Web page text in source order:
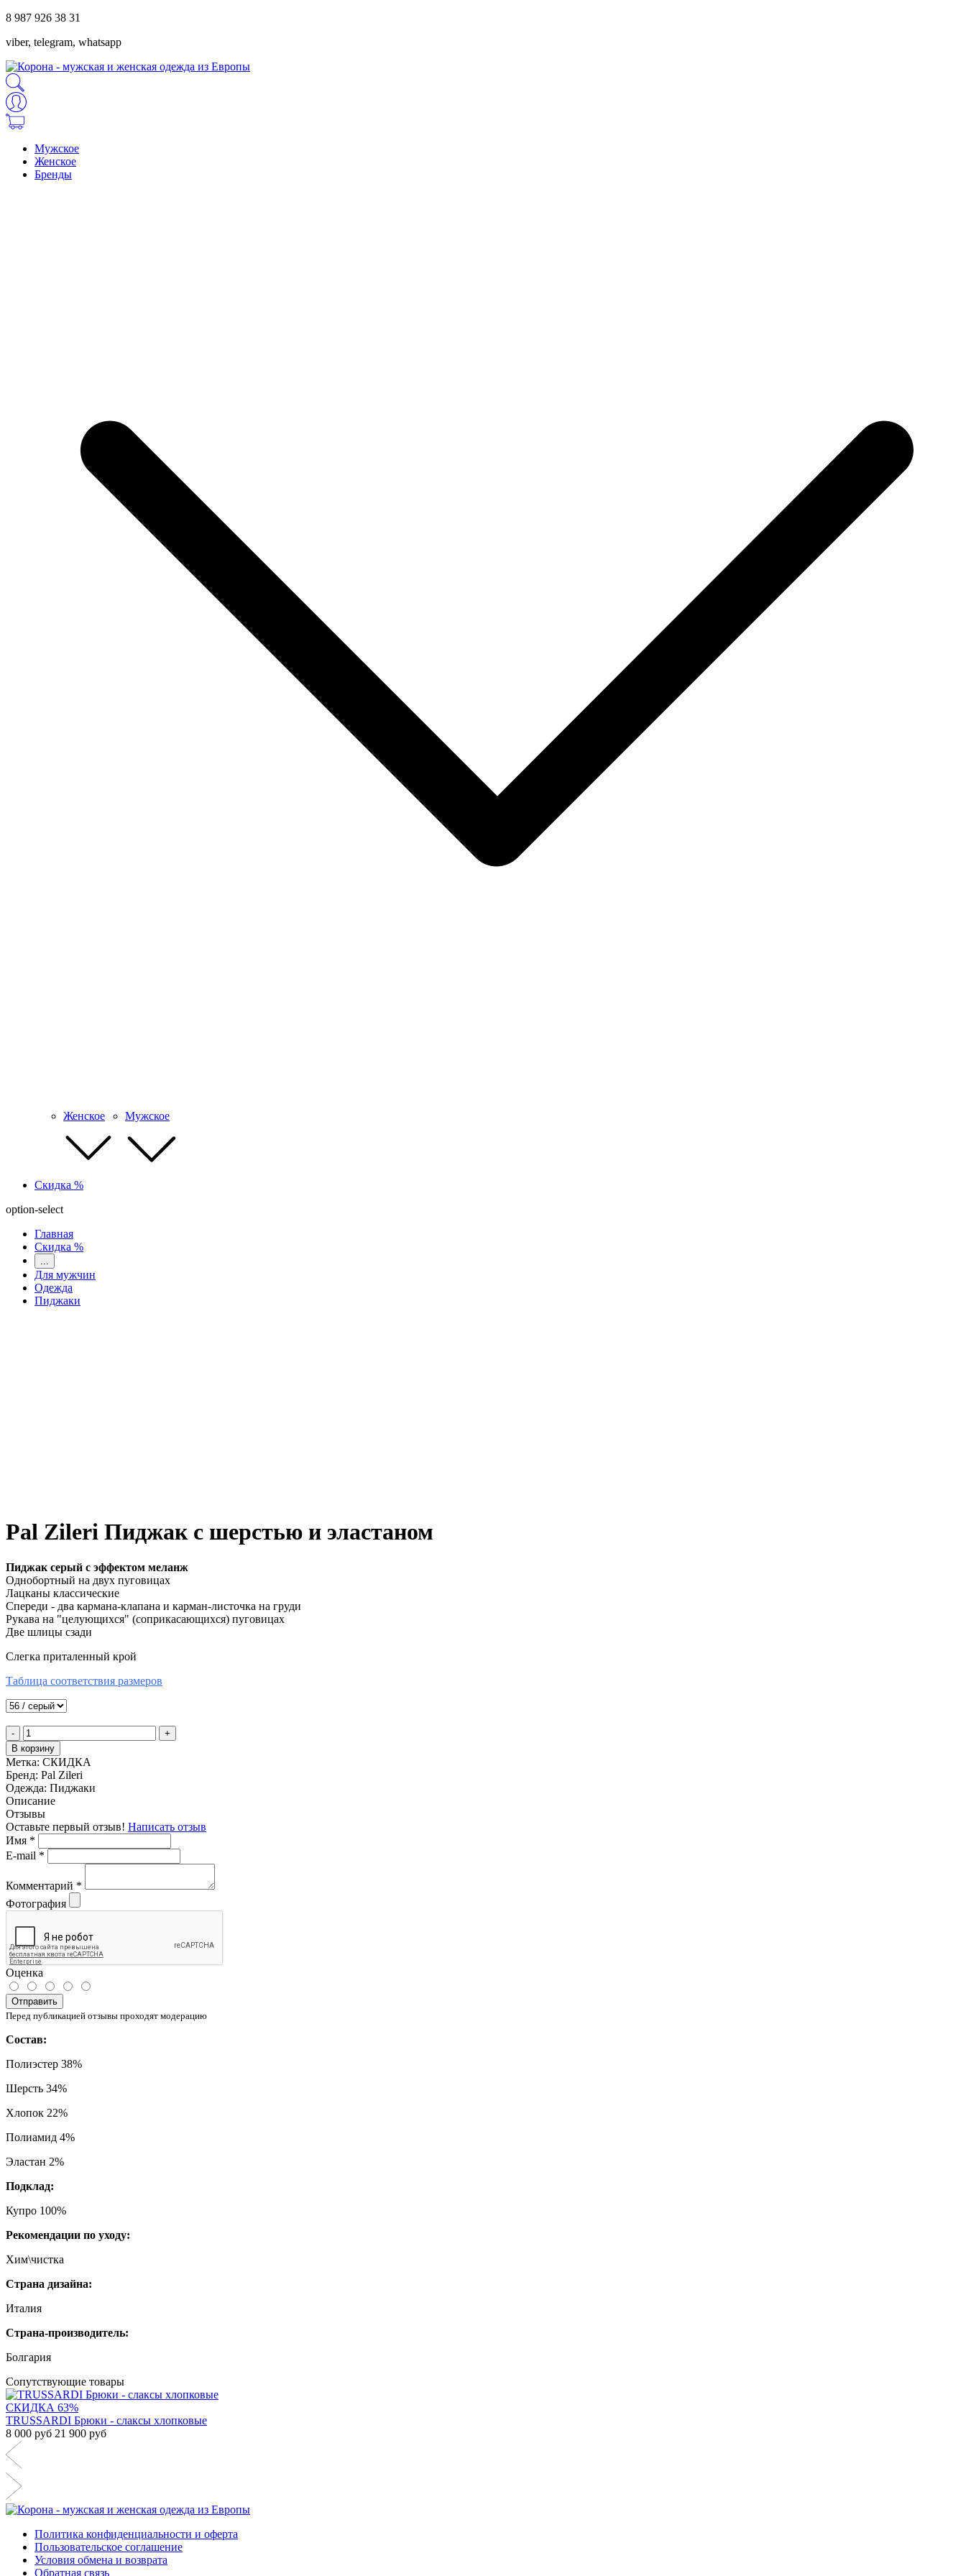
8 987 926 38 31
viber, telegram, whatsapp
Мужское
Женское
Бренды
Женское Мужское
Скидка %
option-select
Главная
Скидка %
Для мужчин
Одежда
Пиджаки
Pal Zileri Пиджак с шерстью и эластаном
Пиджак серый с эффектом меланж
Однобортный на двух пуговицах
Лацканы классические
Спереди - два кармана-клапана и карман-листочка на груди
Рукава на "целующихся" (соприкасающихся) пуговицах
Две шлицы сзади
Слегка приталенный крой
Таблица соответствия размеров
-
+
В корзину
Метка: СКИДКА
Бренд: Pal Zileri
Одежда: Пиджаки
Описание
Отзывы
Оставьте первый отзыв! Написать отзыв
Имя *
E-mail *
Комментарий *
Фотография
Оценка
Отправить
Перед публикацией отзывы проходят модерацию
Состав:
Полиэстер 38%
Шерсть 34%
Хлопок 22%
Полиамид 4%
Эластан 2%
Подклад:
Купро 100%
Рекомендации по уходу:
Хим\чистка
Страна дизайна:
Италия
Страна-производитель:
Болгария
Сопутствующие товары
СКИДКА 63%
TRUSSARDI Брюки - слаксы хлопковые
8 000 руб 21 900 руб
Политика конфиденциальности и оферта
Пользовательское соглашение
Условия обмена и возврата
Обратная связь